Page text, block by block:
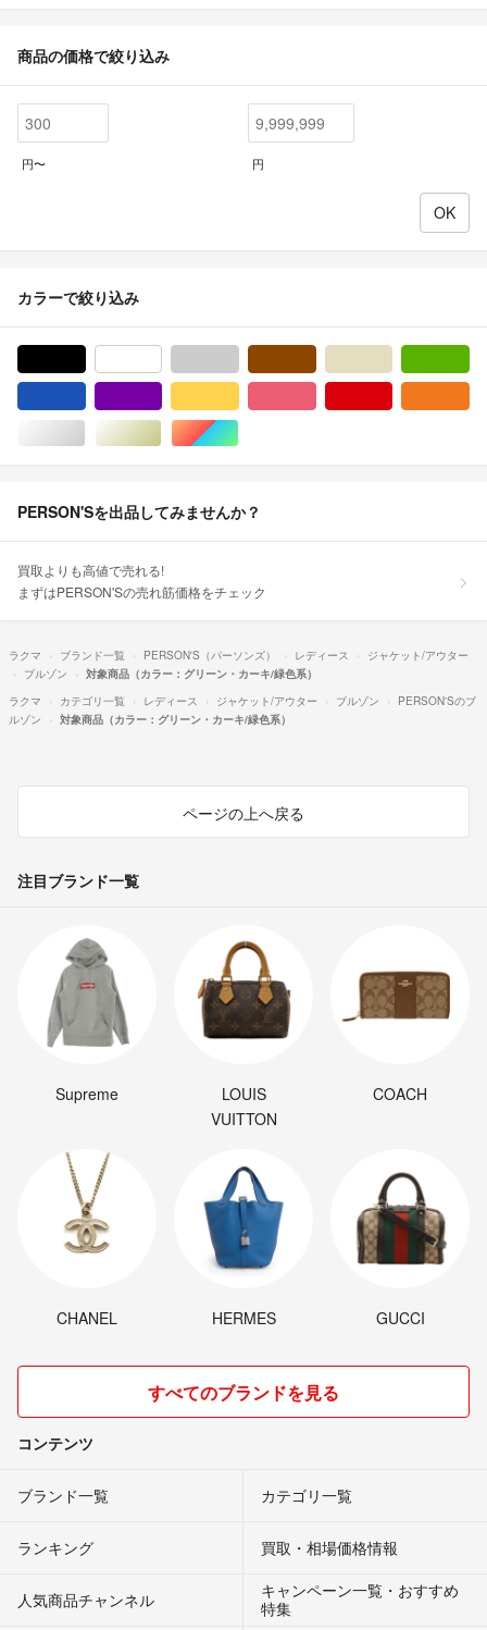
商品の価格で絞り込み
円〜 円
カラーで絞り込み
シルバー/銀色系ゴールド/金色系マルチカラー
PERSON'Sを出品してみませんか？
買取よりも高値で売れる!
まずはPERSON'Sの売れ筋価格をチェック
ラクマ ブランド一覧 PERSON'S（パーソンズ） レディース
ジャケット/アウター
ブルゾン
対象商品（カラー：グリーン・カーキ/緑色系）
ラクマ
カテゴリ一覧 レディース ジャケット/アウター ブルゾン
PERSON'Sのブ
ルゾン
対象商品（カラー：グリーン・カーキ/緑色系）
ページの上へ戻る
注目ブランド一覧
Supreme
LOUIS
VUITTON
COACH
CHANEL HERMES GUCCI
すべてのブランドを見る
コンテンツ
ブランド一覧 カテゴリ一覧
ランキング 買取・相場価格情報
人気商品チャンネル
キャンペーン一覧・おすすめ
特集